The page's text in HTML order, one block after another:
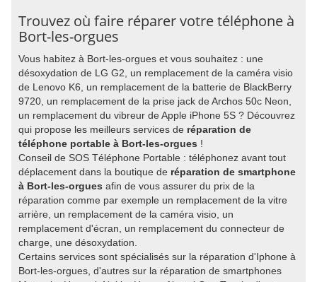
Trouvez où faire réparer votre téléphone à
Bort-les-orgues
Vous habitez à Bort-les-orgues et vous souhaitez : une
désoxydation de LG G2, un remplacement de la caméra visio
de Lenovo K6, un remplacement de la batterie de BlackBerry
9720, un remplacement de la prise jack de Archos 50c Neon,
un remplacement du vibreur de Apple iPhone 5S ? Découvrez
qui propose les meilleurs services de réparation de
téléphone portable à Bort-les-orgues !
Conseil de SOS Téléphone Portable : téléphonez avant tout
déplacement dans la boutique de réparation de smartphone
à Bort-les-orgues afin de vous assurer du prix de la
réparation comme par exemple un remplacement de la vitre
arrière, un remplacement de la caméra visio, un
remplacement d'écran, un remplacement du connecteur de
charge, une désoxydation.
Certains services sont spécialisés sur la réparation d'Iphone à
Bort-les-orgues, d'autres sur la réparation de smartphones